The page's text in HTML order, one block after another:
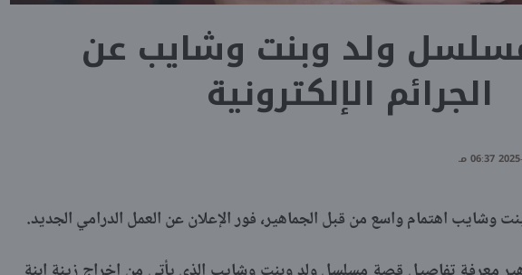
ولد وبنت وشايب عن
الجرائم الإلكترونية
اهتمام واسع من قبل الجماهير، فور الإعلان عن العمل الدرامي الجديد.